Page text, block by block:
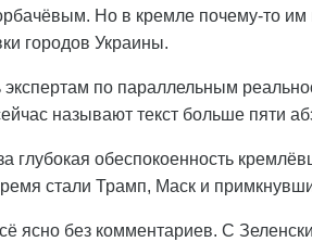
Но в кремле почему-то
городов Украины.
экспертам по параллельным
называют текст больше пяти
глубокая обеспокоенность
стали Трамп, Маск и
ясно без комментариев. С